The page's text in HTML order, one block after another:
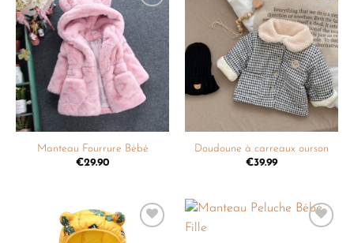
à la
liste de
souhaits
Manteau Fourrure Bébé
€29.90
Ajouter
à la
liste de
souhaits
Doudoune à carreaux ourson
€39.99